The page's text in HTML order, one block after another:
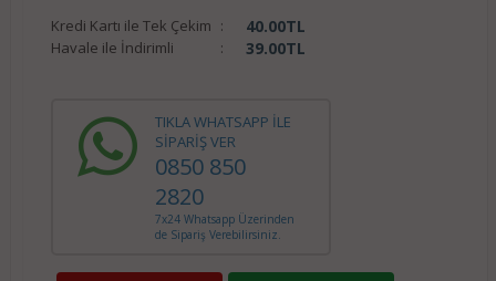
Kredi Kartı ile Tek Çekim : 40.00TL
Havale ile İndirimli : 39.00TL
TIKLA WHATSAPP İLE
SİPARİŞ VER
0850 850
2820
7x24 Whatsapp Üzerinden
de Sipariş Verebilirsiniz.